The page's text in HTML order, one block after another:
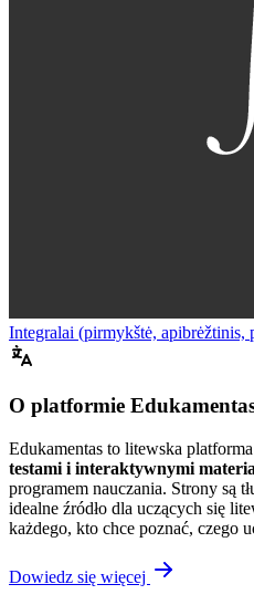
Integralai (pirmykštė, apibrėžtinis,
O platformie
Edukamentas to litewska
testami i interaktywnymi
programem nauczania. Strony są
idealne źródło dla uczących się
każdego, kto chce poznać, czego
Dowiedz się więcej